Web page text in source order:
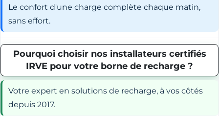
Le confort d'une charge complète chaque matin,
sans effort.
Pourquoi choisir nos installateurs certifiés
IRVE pour votre borne de recharge ?
Votre expert en solutions de recharge, à vos côtés
depuis 2017.